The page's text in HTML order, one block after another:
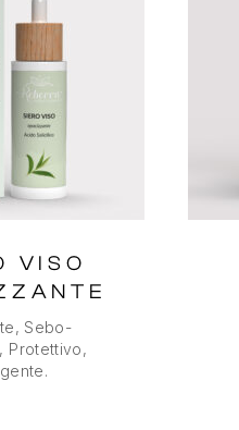
VISO
Sebo-
Protettivo,